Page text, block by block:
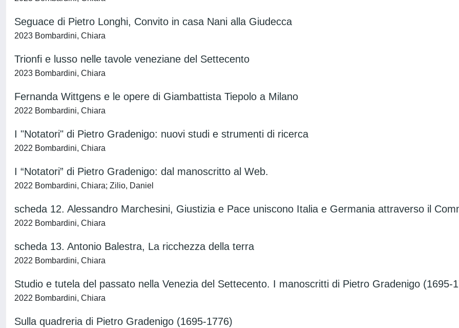
Seguace di Pietro Longhi, Convito in casa Nani alla Giudecca
2023 Bombardini, Chiara
Trionfi e lusso nelle tavole veneziane del Settecento
2023 Bombardini, Chiara
Fernanda Wittgens e le opere di Giambattista Tiepolo a Milano
2022 Bombardini, Chiara
I "Notatori" di Pietro Gradenigo: nuovi studi e strumenti di ricerca
2022 Bombardini, Chiara
I “Notatori” di Pietro Gradenigo: dal manoscritto al Web.
2022 Bombardini, Chiara; Zilio, Daniel
scheda 12. Alessandro Marchesini, Giustizia e Pace uniscono Italia e Germania attraverso il
2022 Bombardini, Chiara
scheda 13. Antonio Balestra, La ricchezza della terra
2022 Bombardini, Chiara
Studio e tutela del passato nella Venezia del Settecento. I manoscritti di Pietro Gradenigo (1695-
2022 Bombardini, Chiara
Sulla quadreria di Pietro Gradenigo (1695-1776)